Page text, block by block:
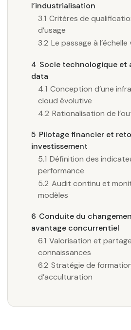
l’industrialisation
3.1 Critères de
d’usage
3.2 Le passage à l’échelle
4 Socle technologique
data
4.1 Conception d’une
cloud évolutive
4.2 Rationalisation de
5 Pilotage financier et
investissement
5.1 Définition des
performance
5.2 Audit continu et
modèles
6 Conduite du
avantage concurrentiel
6.1 Valorisation et
connaissances
6.2 Stratégie de
d’acculturation